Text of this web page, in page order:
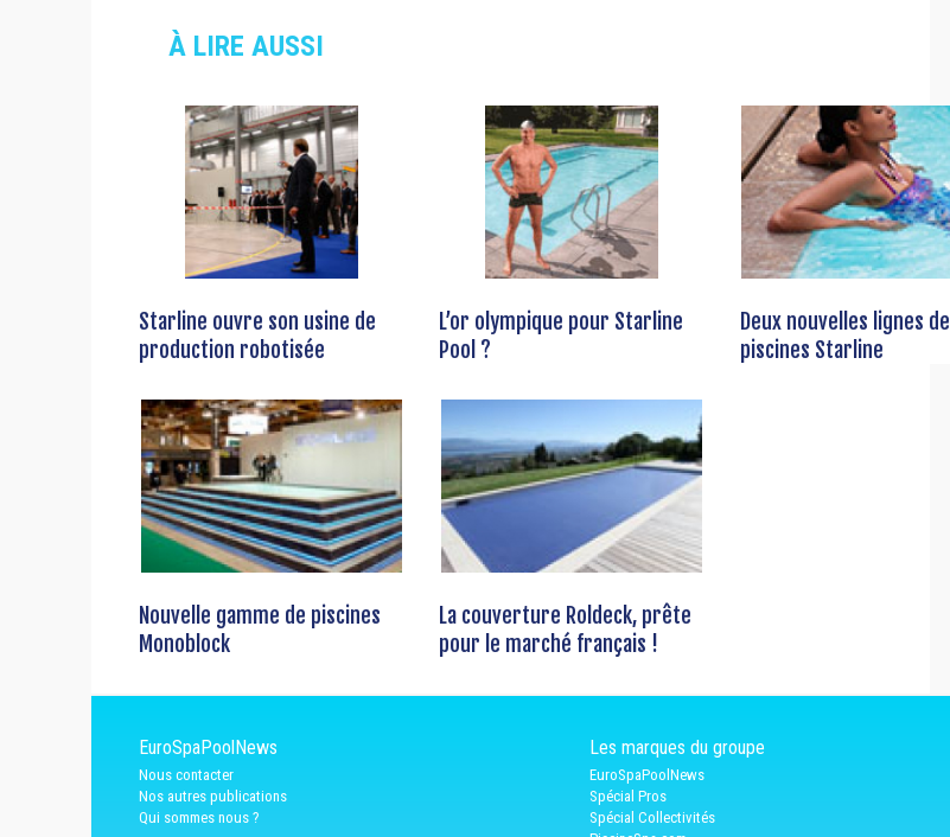
À LIRE AUSSI
Starline ouvre son usine de
production robotisée
L’or olympique pour Starline
Pool ?
Deux nouvelles lignes de
piscines Starline
Nouvelle gamme de piscines
Monoblock
La couverture Roldeck, prête
pour le marché français !
EuroSpaPoolNews
Nous contacter
Nos autres publications
Qui sommes nous ?
Les marques du groupe
EuroSpaPoolNews
Spécial Pros
Spécial Collectivités